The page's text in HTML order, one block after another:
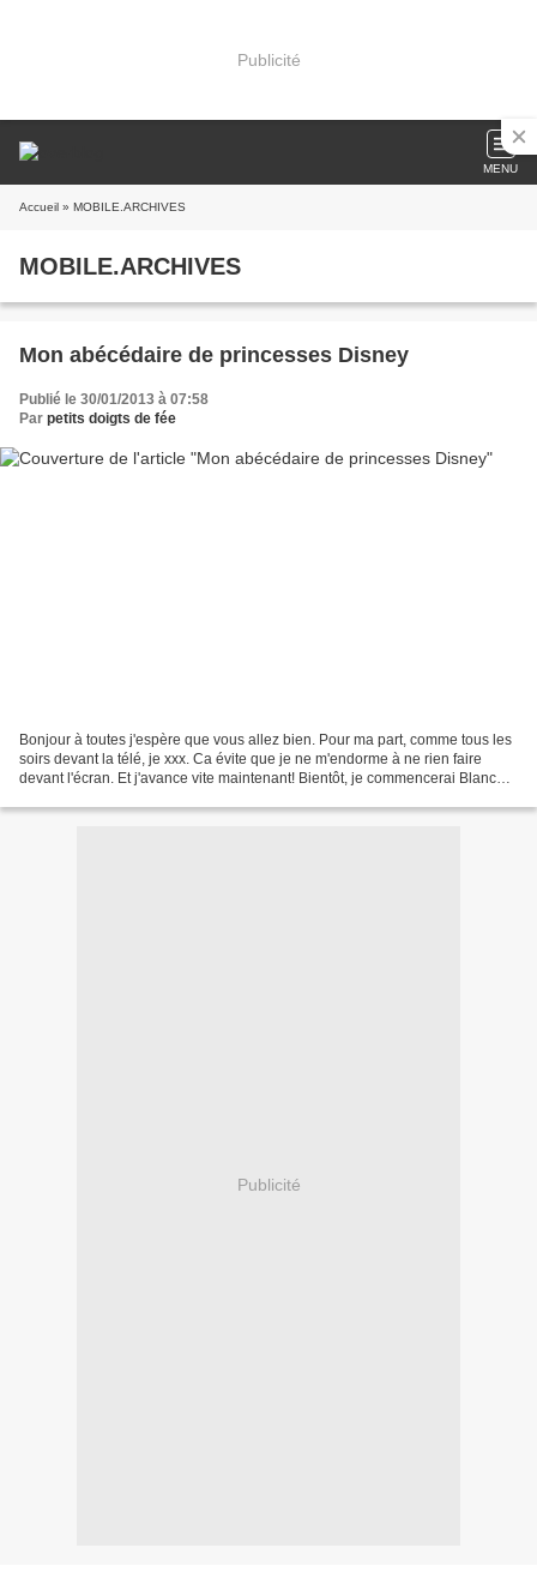
Publicité
MENU
Accueil » MOBILE.ARCHIVES
MOBILE.ARCHIVES
Mon abécédaire de princesses Disney
Publié le 30/01/2013 à 07:58
Par petits doigts de fée
Bonjour à toutes j'espère que vous allez bien. Pour ma part, comme tous les
soirs devant la télé, je xxx. Ca évite que je ne m'endorme à ne rien faire
devant l'écran. Et j'avance vite maintenant! Bientôt, je commencerai Blanche-
Publicité